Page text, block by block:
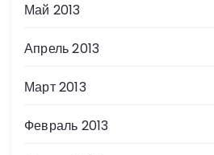
Май 2013
Апрель 2013
Март 2013
Февраль 2013